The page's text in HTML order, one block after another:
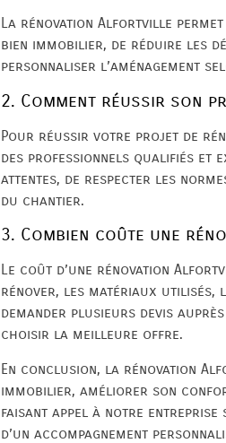
La rénovation Alfortville
bien immobilier, de réduire les
personnaliser l’aménagement
2. Comment réussir son
Pour réussir votre projet de
des professionnels qualifiés et
attentes, de respecter les
du chantier.
3. Combien coûte une
Le coût d’une rénovation
rénover, les matériaux utilisés,
demander plusieurs devis
choisir la meilleure offre.
En conclusion, la rénovation
immobilier, améliorer son
faisant appel à notre entreprise
d’un accompagnement